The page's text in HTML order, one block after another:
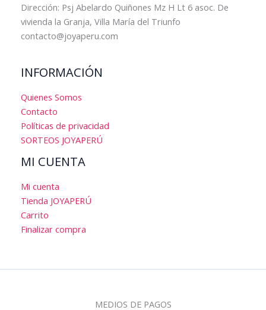
Dirección: Psj Abelardo Quiñones Mz H Lt 6 asoc. De
vivienda la Granja, Villa María del Triunfo
contacto@joyaperu.com
INFORMACIÓN
Quienes Somos
Contacto
Políticas de privacidad
SORTEOS JOYAPERÚ
MI CUENTA
Mi cuenta
Tienda JOYAPERÚ
Carrito
Finalizar compra
MEDIOS DE PAGOS